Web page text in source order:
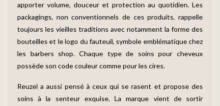
apporter volume, douceur et protection au quotidien. Les
packagings, non conventionnels de ces produits, rappelle
toujours les vieilles traditions avec notamment la forme des
bouteilles et le logo du fauteuil, symbole emblématique chez
les barbers shop. Chaque type de soins pour cheveux
possède son code couleur comme pour les cires.
Reuzel a aussi pensé à ceux qui se rasent et propose des
soins à la senteur exquise. La marque vient de sortir